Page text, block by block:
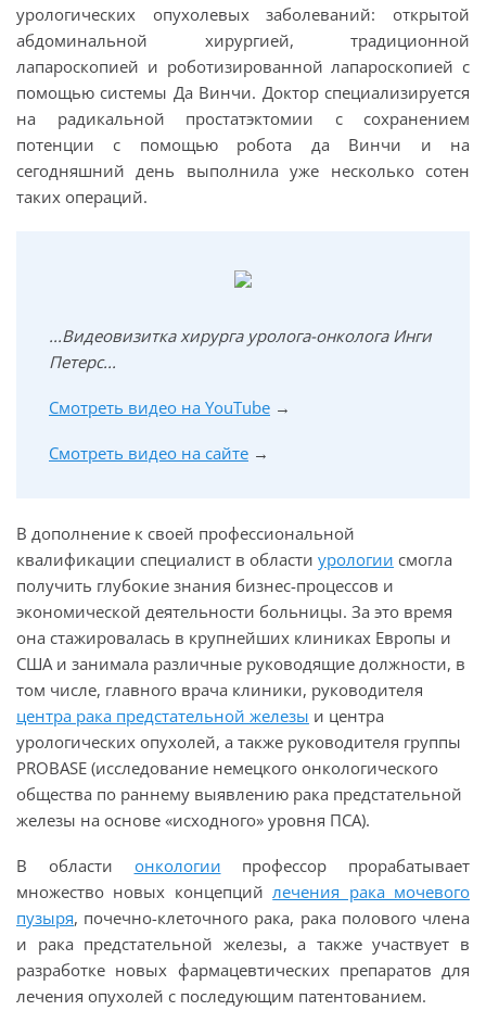
урологических опухолевых заболеваний: открытой
абдоминальной хирургией, традиционной
лапароскопией и роботизированной лапароскопией с
помощью системы Да Винчи. Доктор специализируется
на радикальной простатэктомии с сохранением
потенции с помощью робота да Винчи и на
сегодняшний день выполнила уже несколько сотен
таких операций.
...Видеовизитка хирурга уролога-онколога Инги
Петерс...
Смотреть видео на YouTube →
Смотреть видео на сайте →
В дополнение к своей профессиональной
квалификации специалист в области урологии смогла
получить глубокие знания бизнес-процессов и
экономической деятельности больницы. За это время
она стажировалась в крупнейших клиниках Европы и
США и занимала различные руководящие должности, в
том числе, главного врача клиники, руководителя
центра рака предстательной железы и центра
урологических опухолей, а также руководителя группы
PROBASE (исследование немецкого онкологического
общества по раннему выявлению рака предстательной
железы на основе «исходного» уровня ПСА).
В области онкологии профессор прорабатывает
множество новых концепцийлечения рака мочевого
пузыря, почечно-клеточного рака, рака полового члена
и рака предстательной железы, а также участвует в
разработке новых фармацевтических препаратов для
лечения опухолей с последующим патентованием.